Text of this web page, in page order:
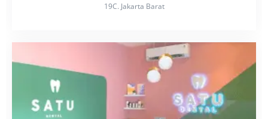
19C. Jakarta Barat